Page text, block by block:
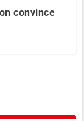
convince